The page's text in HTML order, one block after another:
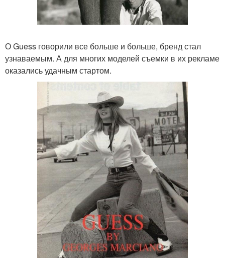
О Guess говорили все больше и больше, бренд стал
узнаваемым. А для многих моделей съемки в их рекламе
оказались удачным стартом.